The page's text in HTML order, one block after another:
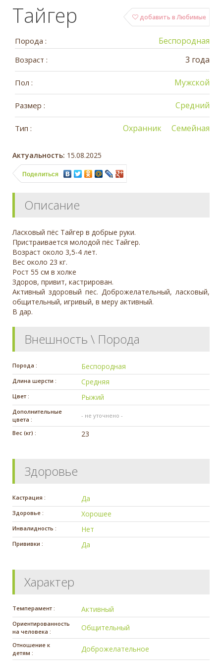
добавить в Любимые
Тайгер
Порода : Беспородная
Возраст : 3 года
Пол : Мужской
Размер : Средний
Тип : Семейная
Охранник
Актуальность: 15.08.2025
Поделиться
Описание
Ласковый пёс Тайгер в добрые руки.
Пристраивается молодой пёс Тайгер.
Возраст около 3,5-4 лет.
Вес около 23 кг.
Рост 55 см в холке
Здоров, привит, кастрирован.
Активный здоровый пес. Доброжелательный, ласковый,
общительный, игривый, в меру активный.
В дар.
Внешность \ Порода
Порода : Беспородная
Длина шерсти : Средняя
Цвет : Рыжий
Дополнительные
цвета :
- не уточнено -
Вес (кг) : 23
Здоровье
Кастрация : Да
Здоровье : Хорошее
Инвалидность : Нет
Прививки : Да
Характер
Темперамент : Активный
Ориентированность
на человека :
Общительный
Отношение к
детям :
Доброжелательное